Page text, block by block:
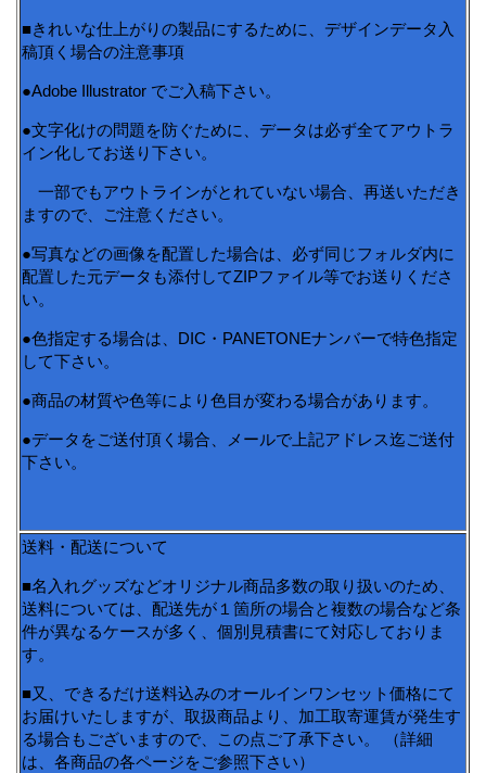
■きれいな仕上がりの製品にするために、デザインデータ入
稿頂く場合の注意事項
●Adobe Illustrator でご入稿下さい。
●文字化けの問題を防ぐために、データは必ず全てアウトラ
イン化してお送り下さい。
一部でもアウトラインがとれていない場合、再送いただき
ますので、ご注意ください。
●写真などの画像を配置した場合は、必ず同じフォルダ内に
配置した元データも添付してZIPファイル等でお送りくださ
い。
●色指定する場合は、DIC・PANETONEナンバーで特色指定
して下さい。
●商品の材質や色等により色目が変わる場合があります。
●データをご送付頂く場合、メールで上記アドレス迄ご送付
下さい。
送料・配送について
■名入れグッズなどオリジナル商品多数の取り扱いのため、
送料については、配送先が１箇所の場合と複数の場合など条
件が異なるケースが多く、個別見積書にて対応しておりま
す。
■又、できるだけ送料込みのオールインワンセット価格にて
お届けいたしますが、取扱商品より、加工取寄運賃が発生す
る場合もございますので、この点ご了承下さい。 （詳細
は、各商品の各ページをご参照下さい）